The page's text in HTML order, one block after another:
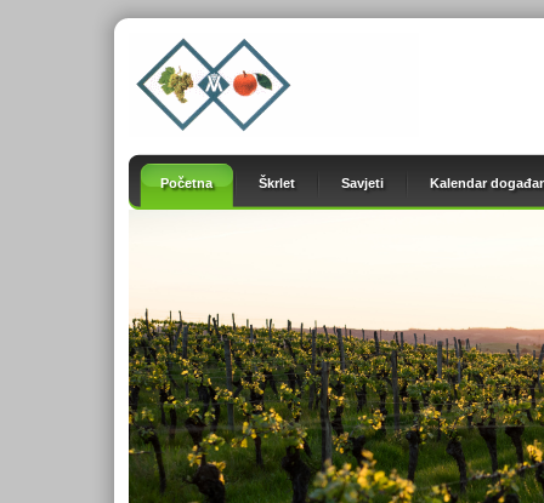
Početna Škrlet Savjeti Kalendar